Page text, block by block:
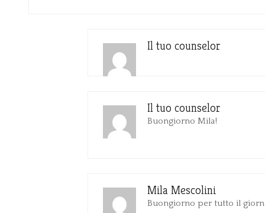
Il tuo counselor
Il tuo counselor
Buongiorno Mila!
Mila Mescolini
Buongiorno per tutto il